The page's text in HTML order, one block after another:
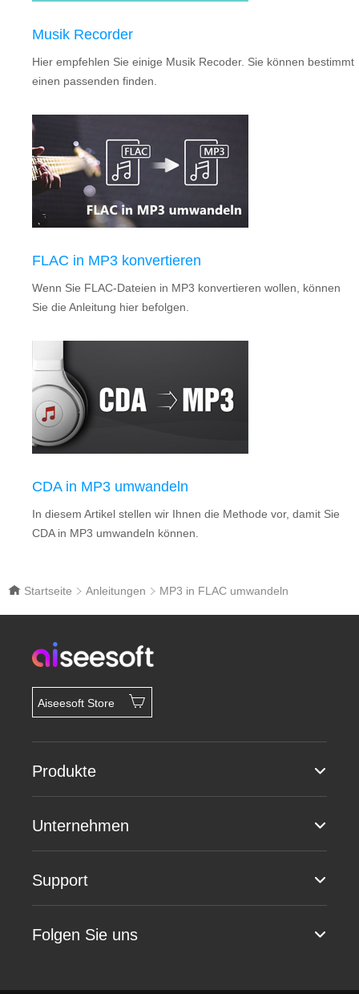
Musik Recorder
Hier empfehlen Sie einige Musik Recoder. Sie können bestimmt
einen passenden finden.
FLAC in MP3 konvertieren
Wenn Sie FLAC-Dateien in MP3 konvertieren wollen, können
Sie die Anleitung hier befolgen.
CDA in MP3 umwandeln
In diesem Artikel stellen wir Ihnen die Methode vor, damit Sie
CDA in MP3 umwandeln können.
Startseite Anleitungen MP3 in FLAC umwandeln
Aiseesoft Store
Produkte
Unternehmen
Support
Folgen Sie uns